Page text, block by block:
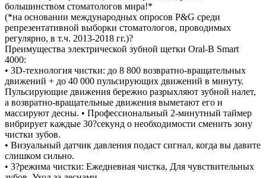
большинством стоматологов мира!*
(*на основании международных опросов P&G среди
репрезентативной выборки стоматологов, проводимых
регулярно, в т.ч. 2013-2018 гг.)?
Преимущества электрической зубной щетки Oral-B Smart
4000:
• 3D-технология чистки: до 8 800 возвратно-вращательных
движений + до 40 000 пульсирующих движений в минуту.
Пульсирующие движения бережно разрыхляют зубной налет,
а возвратно-вращательные движения выметают его и
массируют десны. • Профессиональный 2-минутный таймер
вибрирует каждые 30?секунд о необходимости сменить зону
чистки зубов.
• Визуальный датчик давления подаст сигнал, когда вы давите
слишком сильно.
• 3?режима чистки: Ежедневная чистка, Для чувствительных